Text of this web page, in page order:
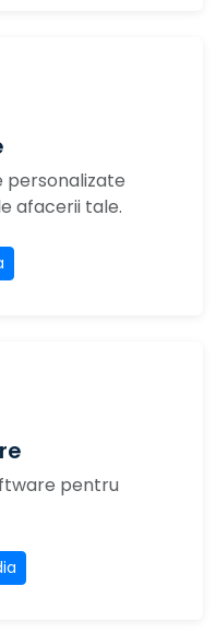
personalizate
afacerii tale.
pentru